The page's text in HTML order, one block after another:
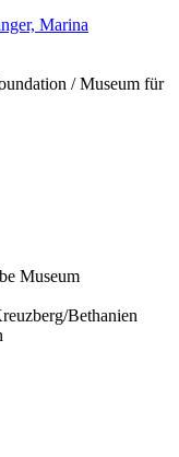
Marina
/ Museum für
Museum
Bethanien